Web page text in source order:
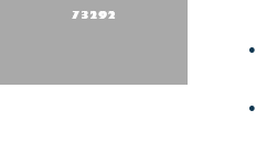
●
●